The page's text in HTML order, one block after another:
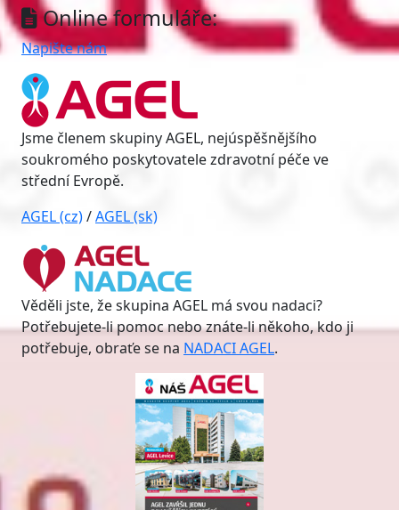
Online formuláře:
Napište nám
Jsme členem skupiny AGEL, nejúspěšnějšího
soukromého poskytovatele zdravotní péče ve
střední Evropě.
AGEL (cz)/AGEL (sk)
Věděli jste, že skupina AGEL má svou nadaci?
Potřebujete-li pomoc nebo znáte-li někoho, kdo ji
potřebuje, obraťe se na NADACI AGEL.